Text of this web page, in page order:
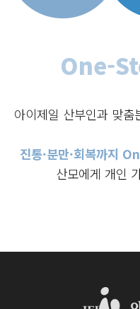
One-
아이제일 산부인과 맞
진통·분만·회복까지
산모에게 개인